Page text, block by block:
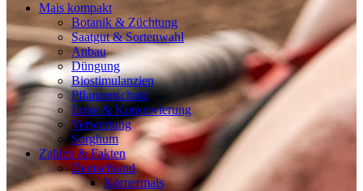
Mais kompakt
Botanik & Züchtung
Saatgut & Sortenwahl
Anbau
Düngung
Biostimulanzien
Pflanzenschutz
Ernte & Konservierung
Verwertung
Sorghum
Zahlen & Fakten
Deutschland
Körnermais